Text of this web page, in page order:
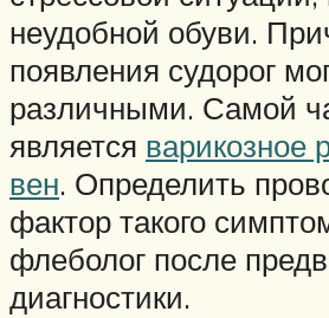
неудобной обуви.
появления судорог
различными. Самой
является варикозное
вен. Определить
фактор такого
флеболог после
диагностики.